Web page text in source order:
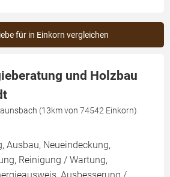
für in Einkorn vergleichen
und Holzbau
(13km von 74542 Einkorn)
Ausbau, Neueindeckung,
Reinigung / Wartung,